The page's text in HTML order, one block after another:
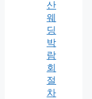
산
웨
딩
박
람
회
절
차